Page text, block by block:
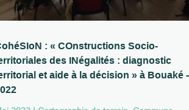
: « COnstructions Socio-
des INégalités : diagnostic
et aide à la décision » à Bouaké